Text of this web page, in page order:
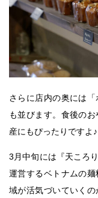
さらに店内の奥には
も並びます。食後の
産にもぴったりですよ♪
3月中旬には『天ころ
運営するベトナムの
域が活気づいていく